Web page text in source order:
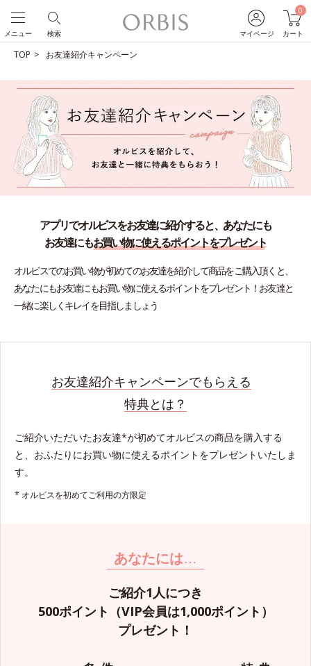
マイページ
0
カート
検索
メニュー
TOP お友達紹介キャンペーン
アプリでオルビスをお友達に紹介すると、 あなたにも
お友達にもお買い物に使えるポイントをプレゼント
オルビスでのお買い物が初めてのお友達を紹介して商品をご購入頂くと、
あなたにもお友達にもお買い物に使えるポイントをプレゼント！ お友達と
一緒に楽しくキレイを目指しましょう
お友達紹介キャンペーンでもらえる
特典とは？
ご紹介いただいたお友達*が初めてオルビスの商品を購入する
と、おふたりにお買い物に使えるポイントをプレゼントいたしま
す。
* オルビスを初めてご利用の方限定
あなたには…
ご紹介1人につき
500ポイント（VIP会員は1,000ポイント）
プレゼント！